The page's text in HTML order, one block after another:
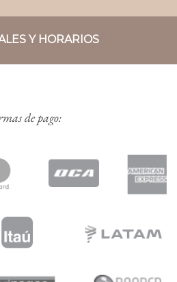
Y HORARIOS
de pago: